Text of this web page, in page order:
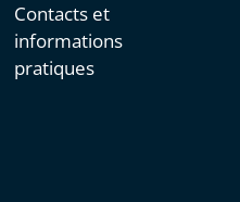
Contacts et
informations
pratiques